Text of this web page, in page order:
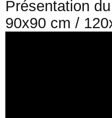
Présentation
90x90 cm /